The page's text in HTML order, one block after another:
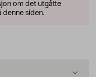
om det utgåtte
siden.